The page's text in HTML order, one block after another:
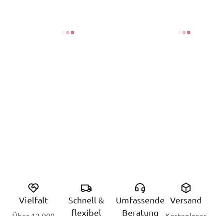
Vielfalt
Schnell &
flexibel
Umfassende
Beratung
Versand